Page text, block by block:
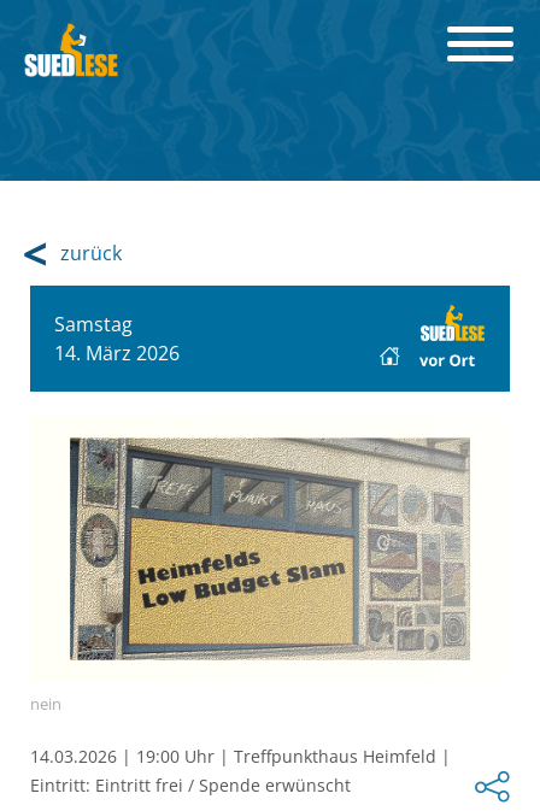
zurück
Samstag
14. März 2026
nein
14.03.2026 | 19:00 Uhr | Treffpunkthaus Heimfeld |
Eintritt: Eintritt frei / Spende erwünscht